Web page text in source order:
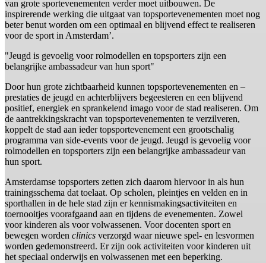
van grote sportevenementen verder moet uitbouwen. De
inspirerende werking die uitgaat van topsportevenementen moet nog
beter benut worden om een optimaal en blijvend effect te realiseren
voor de sport in Amsterdam’.
"Jeugd is gevoelig voor rolmodellen en topsporters zijn een
belangrijke ambassadeur van hun sport"
Door hun grote zichtbaarheid kunnen topsportevenementen en –
prestaties de jeugd en achterblijvers begeesteren en een blijvend
positief, energiek en sprankelend imago voor de stad realiseren. Om
de aantrekkingskracht van topsportevenementen te verzilveren,
koppelt de stad aan ieder topsportevenement een grootschalig
programma van side-events voor de jeugd. Jeugd is gevoelig voor
rolmodellen en topsporters zijn een belangrijke ambassadeur van
hun sport.
Amsterdamse topsporters zetten zich daarom hiervoor in als hun
trainingsschema dat toelaat. Op scholen, pleintjes en velden en in
sporthallen in de hele stad zijn er kennismakingsactiviteiten en
toernooitjes voorafgaand aan en tijdens de evenementen. Zowel
voor kinderen als voor volwassenen. Voor docenten sport en
bewegen worden clinics verzorgd waar nieuwe spel- en lesvormen
worden gedemonstreerd. Er zijn ook activiteiten voor kinderen uit
het speciaal onderwijs en volwassenen met een beperking.